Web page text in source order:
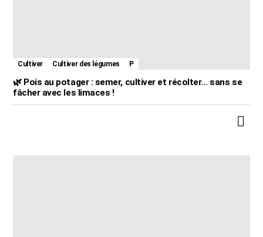
Cultiver Cultiver des légumes P
🌿 Pois au potager : semer, cultiver et récolter… sans se
fâcher avec les limaces !